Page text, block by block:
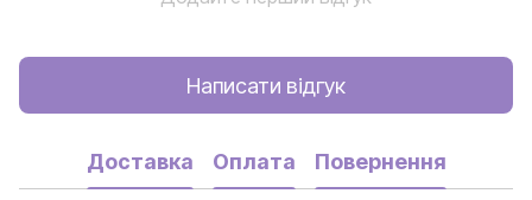
Написати відгук
Доставка Оплата Повернення